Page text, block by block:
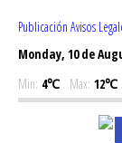
Publicación Avisos
Monday, 10 de
Min: 4℃ Max: 12℃